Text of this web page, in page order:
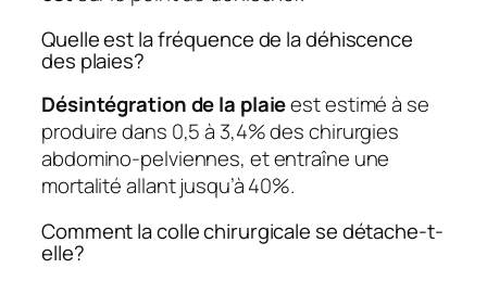
Quelle est la fréquence de la déhiscence
des plaies?
Désintégration de la plaieest estimé à se
produire dans 0,5 à 3,4% des chirurgies
abdomino-pelviennes, et entraîne une
mortalité allant jusqu’à 40%.
Comment la colle chirurgicale se détache-t-
elle?